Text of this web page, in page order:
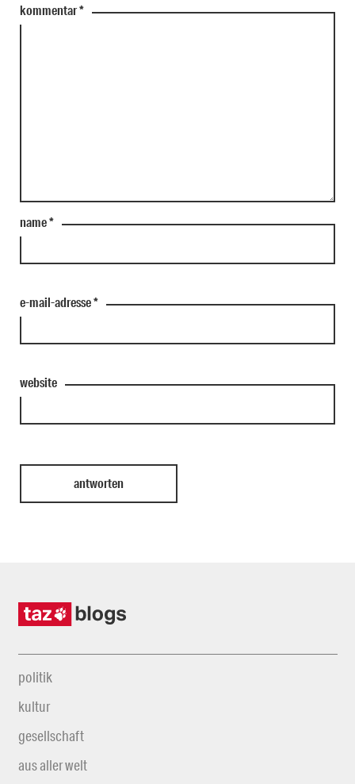
kommentar*
name*
e-mail-adresse*
website
politik
kultur
gesellschaft
aus aller welt